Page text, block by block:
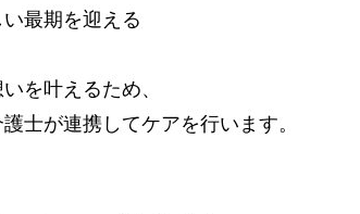
い最期を迎える
を叶えるため、
士が連携してケアを行います。